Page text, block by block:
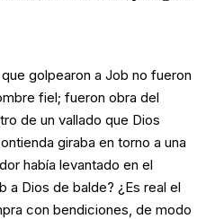
golpearon a Job no fueron
fiel; fueron obra del
de un vallado que Dios
giraba en torno a una
había levantado en el
a Dios de balde? ¿Es real el
con bendiciones, de modo